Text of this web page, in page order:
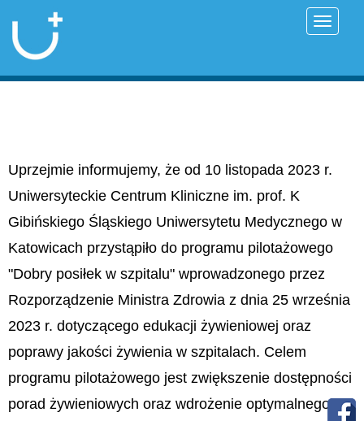
Uprzejmie informujemy, że od 10 listopada 2023 r.
Uniwersyteckie Centrum Kliniczne im. prof. K
Gibińskiego Śląskiego Uniwersytetu Medycznego w
Katowicach przystąpiło do programu pilotażowego
"Dobry posiłek w szpitalu" wprowadzonego przez
Rozporządzenie Ministra Zdrowia z dnia 25 września
2023 r. dotyczącego edukacji żywieniowej oraz
poprawy jakości żywienia w szpitalach. Celem
programu pilotażowego jest zwiększenie dostępności
porad żywieniowych oraz wdrożenie optymalnego